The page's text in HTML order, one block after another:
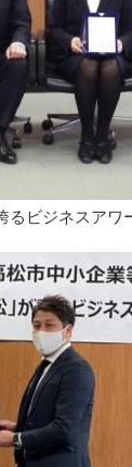
るビジネスアワ